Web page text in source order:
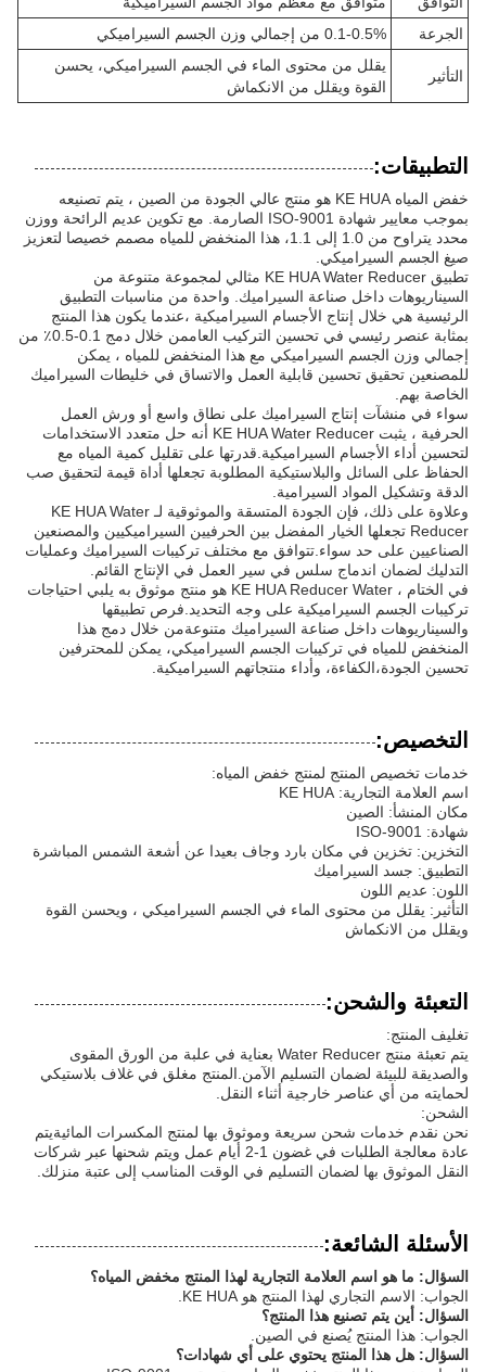
الجرعة
0.1-0.5% من إجمالي وزن الجسم السيراميكي
التأثير
يقلل من محتوى الماء في الجسم السيراميكي، يحسن
القوة ويقلل من الانكماش
التطبيقات:
خفض المياه KE HUA هو منتج عالي الجودة من الصين ، يتم تصنيعه
بموجب معايير شهادة ISO-9001 الصارمة. مع تكوين عديم الرائحة ووزن
محدد يتراوح من 1.0 إلى 1.1، هذا المنخفض للمياه مصمم خصيصا لتعزيز
صيغ الجسم السيراميكي.
تطبيق KE HUA Water Reducer مثالي لمجموعة متنوعة من
السيناريوهات داخل صناعة السيراميك. واحدة من مناسبات التطبيق
الرئيسية هي خلال إنتاج الأجسام السيراميكية ،عندما يكون هذا المنتج
بمثابة عنصر رئيسي في تحسين التركيب العاممن خلال دمج 0.1-0.5٪ من
إجمالي وزن الجسم السيراميكي مع هذا المنخفض للمياه ، يمكن
للمصنعين تحقيق تحسين قابلية العمل والاتساق في خليطات السيراميك
الخاصة بهم.
سواء في منشآت إنتاج السيراميك على نطاق واسع أو ورش العمل
الحرفية ، يثبت KE HUA Water Reducer أنه حل متعدد الاستخدامات
لتحسين أداء الأجسام السيراميكية.قدرتها على تقليل كمية المياه مع
الحفاظ على السائل والبلاستيكية المطلوبة تجعلها أداة قيمة لتحقيق صب
الدقة وتشكيل المواد السيرامية.
وعلاوة على ذلك، فإن الجودة المتسقة والموثوقية لـ KE HUA Water
Reducer تجعلها الخيار المفضل بين الحرفيين السيراميكيين والمصنعين
الصناعيين على حد سواء.تتوافق مع مختلف تركيبات السيراميك وعمليات
التدليك لضمان اندماج سلس في سير العمل في الإنتاج القائم.
في الختام ، KE HUA Reducer Water هو منتج موثوق به يلبي احتياجات
تركيبات الجسم السيراميكية على وجه التحديد.فرص تطبيقها
والسيناريوهات داخل صناعة السيراميك متنوعةمن خلال دمج هذا
المنخفض للمياه في تركيبات الجسم السيراميكي، يمكن للمحترفين
تحسين الجودة،الكفاءة، وأداء منتجاتهم السيراميكية.
التخصيص:
خدمات تخصيص المنتج لمنتج خفض المياه:
اسم العلامة التجارية: KE HUA
مكان المنشأ: الصين
شهادة: ISO-9001
التخزين: تخزين في مكان بارد وجاف بعيدا عن أشعة الشمس المباشرة
التطبيق: جسد السيراميك
اللون: عديم اللون
التأثير: يقلل من محتوى الماء في الجسم السيراميكي ، ويحسن القوة
ويقلل من الانكماش
التعبئة والشحن:
تغليف المنتج:
يتم تعبئة منتج Water Reducer بعناية في علبة من الورق المقوى
والصديقة للبيئة لضمان التسليم الآمن.المنتج مغلق في غلاف بلاستيكي
لحمايته من أي عناصر خارجية أثناء النقل.
الشحن:
نحن نقدم خدمات شحن سريعة وموثوق بها لمنتج المكسرات المائيةيتم
عادة معالجة الطلبات في غضون 1-2 أيام عمل ويتم شحنها عبر شركات
النقل الموثوق بها لضمان التسليم في الوقت المناسب إلى عتبة منزلك.
الأسئلة الشائعة:
السؤال: ما هو اسم العلامة التجارية لهذا المنتج مخفض المياه؟
الجواب: الاسم التجاري لهذا المنتج هو KE HUA.
السؤال: أين يتم تصنيع هذا المنتج؟
الجواب: هذا المنتج يُصنع في الصين.
السؤال: هل هذا المنتج يحتوي على أي شهادات؟